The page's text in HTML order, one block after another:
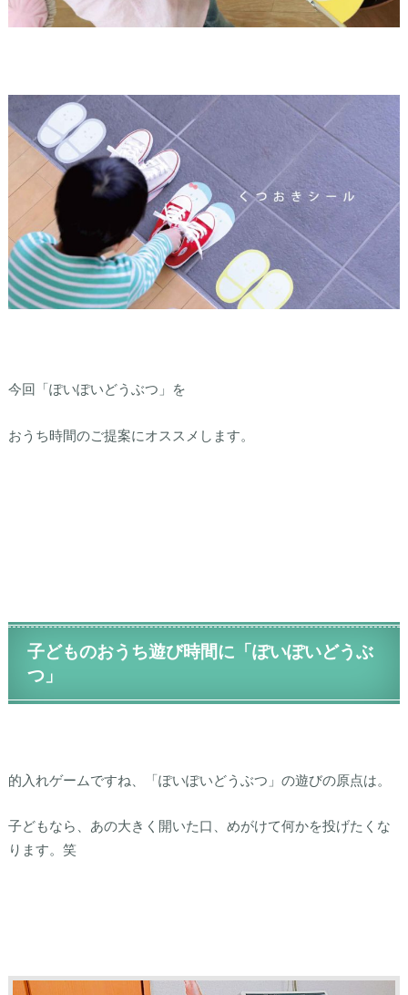
今回「ぽいぽいどうぶつ」を
おうち時間のご提案にオススメします。
子どものおうち遊び時間に「ぽいぽいどうぶ
つ」
的入れゲームですね、「ぽいぽいどうぶつ」の遊びの原点は。
子どもなら、あの大きく開いた口、めがけて何かを投げたくな
ります。笑